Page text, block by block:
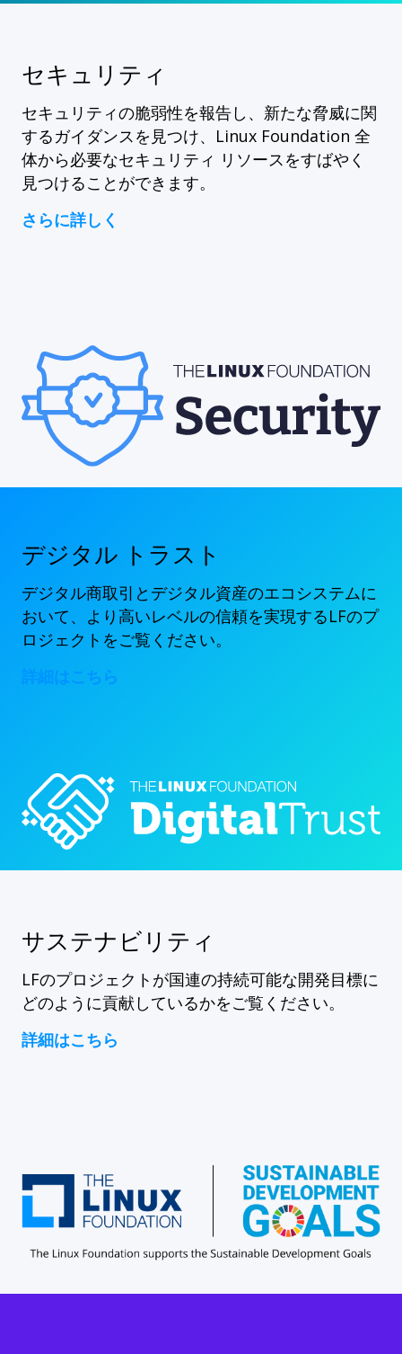
セキュリティ
セキュリティの脆弱性を報告し、新たな脅威に関
するガイダンスを見つけ、Linux Foundation 全
体から必要なセキュリティ リソースをすばやく
見つけることができます。
さらに詳しく
デジタル トラスト
デジタル商取引とデジタル資産のエコシステムに
おいて、より高いレベルの信頼を実現するLFのプ
ロジェクトをご覧ください。
詳細はこちら
サステナビリティ
LFのプロジェクトが国連の持続可能な開発目標に
どのように貢献しているかをご覧ください。
詳細はこちら